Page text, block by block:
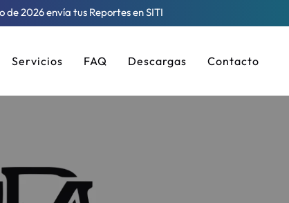
de 2026 envía tus Reportes en SITI
Servicios FAQ Descargas Contacto